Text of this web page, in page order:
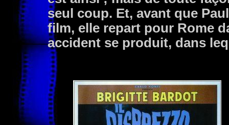
seul coup. Et, avant que
film, elle repart pour Rome
accident se produit, dans